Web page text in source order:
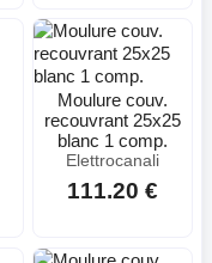
Moulure couv.
recouvrant 25x25
blanc 1 comp.
Elettrocanali
111.20 €